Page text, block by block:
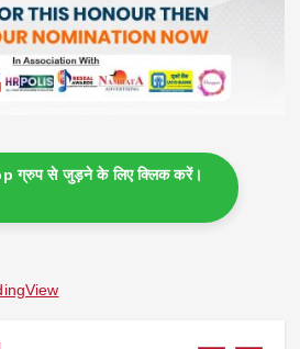
ग्रुप से जुड़ने के लिए क्लिक करें।